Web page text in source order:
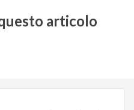
articolo